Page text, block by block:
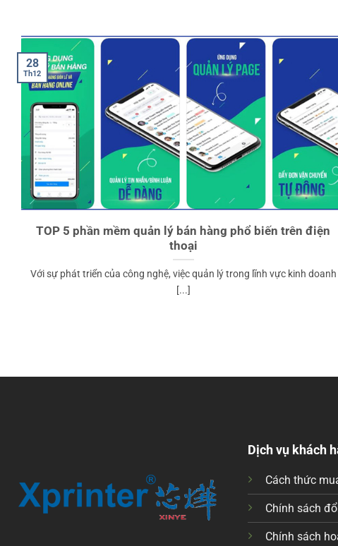
TOP 5 phần mềm quản lý bán hàng phổ biến trên điện
thoại
Với sự phát triển của công nghệ, việc quản lý trong lĩnh vực kinh doanh
[...]
28
Th12
Dịch vụ khách
Cách thức
Chính sách
Chính sách